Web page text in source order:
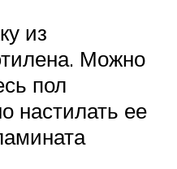
из
Можно
пол
настилать ее